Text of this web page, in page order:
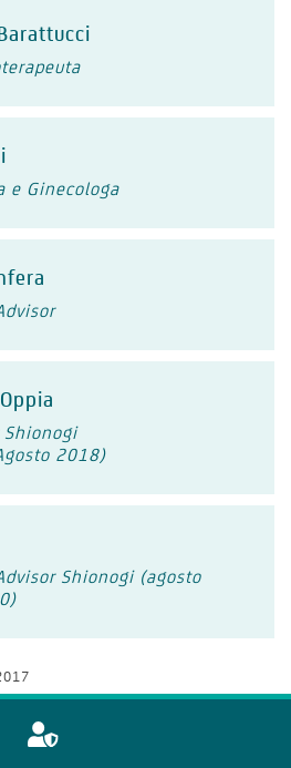
e Ginecologa
Shionogi
2018)
Shionogi (agosto